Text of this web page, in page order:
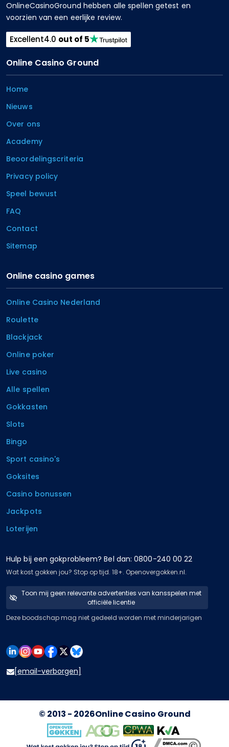
OnlineCasinoGround hebben alle spellen getest en
voorzien van een eerlijke review.
Excellent4.0 out of 5
Online Casino Ground
Home
Nieuws
Over ons
Academy
Beoordelingscriteria
Privacy policy
Speel bewust
FAQ
Contact
Sitemap
Online casino games
Online Casino Nederland
Roulette
Blackjack
Online poker
Live casino
Alle spellen
Gokkasten
Slots
Bingo
Sport casino's
Goksites
Casino bonussen
Jackpots
Loterijen
Hulp bij een gokprobleem? Bel dan: 0800-240 00 22
Wat kost gokken jou? Stop op tijd. 18+. Openovergokken.nl.
Toon mij geen relevante advertenties van kansspelen met
officiële licentie
Deze boodschap mag niet gedeeld worden met minderjarigen
[email-verborgen]
© 2013 - 2026Online Casino Ground